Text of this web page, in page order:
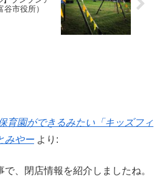
市役所）
育園ができるみたい「キッズフィ
みやー より:
、閉店情報を紹介しましたね。